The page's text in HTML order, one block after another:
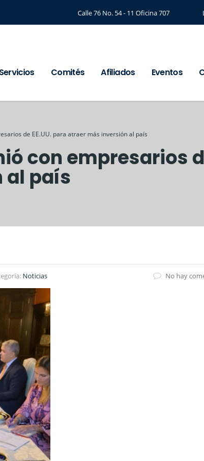
Calle 76 No. 54 - 11 Oficina 707
Servicios Comités Afiliados Eventos
de EE.UU. para atraer más inversión al país
con empresarios
al país
Noticias No hay